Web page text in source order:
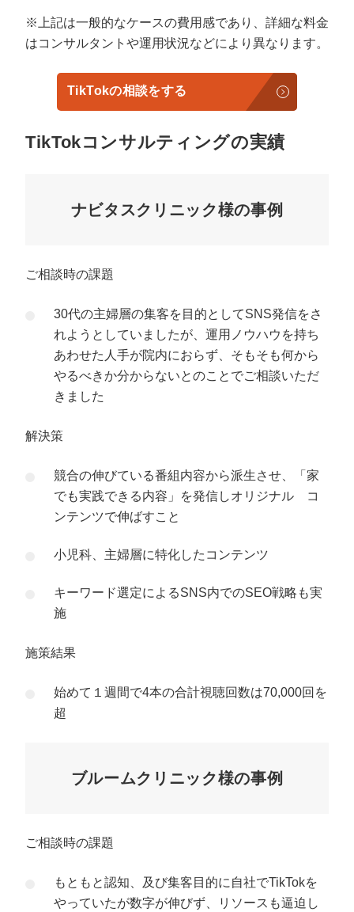
※上記は一般的なケースの費用感であり、詳細な料金
はコンサルタントや運用状況などにより異なります。
TikTokの相談をする
TikTokコンサルティングの実績
ナビタスクリニック様の事例
ご相談時の課題
30代の主婦層の集客を目的としてSNS発信をさ
れようとしていましたが、運用ノウハウを持ち
あわせた人手が院内におらず、そもそも何から
やるべきか分からないとのことでご相談いただ
きました
解決策
競合の伸びている番組内容から派生させ、「家
でも実践できる内容」を発信しオリジナル コ
ンテンツで伸ばすこと
小児科、主婦層に特化したコンテンツ
キーワード選定によるSNS内でのSEO戦略も実
施
施策結果
始めて１週間で4本の合計視聴回数は70,000回を
超
ブルームクリニック様の事例
ご相談時の課題
もともと認知、及び集客目的に自社でTikTokを
やっていたが数字が伸びず、リソースも逼迫し